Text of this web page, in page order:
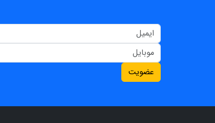
عضویت